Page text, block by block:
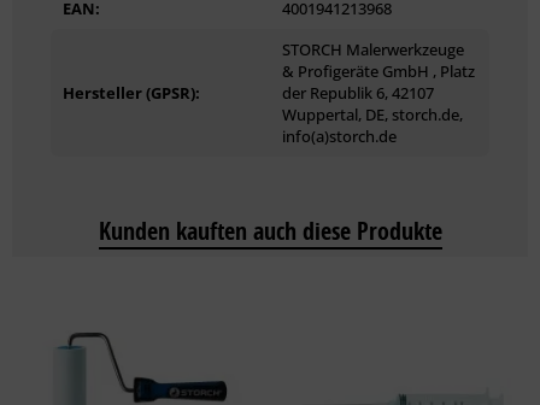
EAN: 4001941213968
Hersteller (GPSR):
STORCH Malerwerkzeuge
& Profigeräte GmbH , Platz
der Republik 6, 42107
Wuppertal, DE, storch.de,
info(a)storch.de
Kunden kauften auch diese Produkte